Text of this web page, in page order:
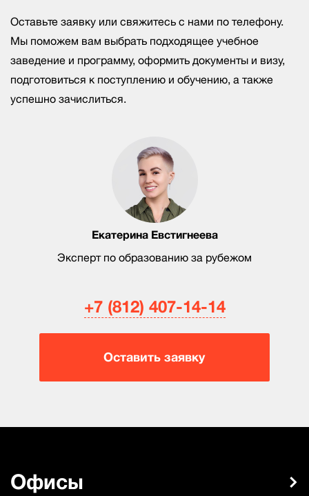
Екатерина Евстигнеева
Эксперт по образованию за рубежом
Оставьте заявку или свяжитесь с нами по телефону.
Мы поможем вам выбрать подходящее учебное
заведение и программу, оформить документы и визу,
подготовиться к поступлению и обучению, а также
успешно зачислиться.
+7 (812) 407-14-14
Оставить заявку
Офисы